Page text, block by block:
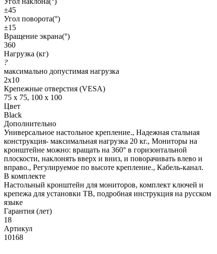
±45
Угол поворота(°)
±15
Вращение экрана(°)
360
Нагрузка (кг)
?
максимально допустимая нагрузка
2x10
Крепежные отверстия (VESA)
75 x 75, 100 x 100
Цвет
Black
Дополнительно
Универсальное настольное крепление., Надежная стальная
конструкция- максимальная нагрузка 20 кг., Мониторы на
кронштейне можно: вращать на 360° в горизонтальной
плоскости, наклонять вверх и вниз, и поворачивать влево и
вправо., Регулируемое по высоте крепление., Кабель-канал.
В комплекте
Настольный кронштейн для мониторов, комплект ключей и
крепежа для установки ТВ, подробная инструкция на русском
языке
Гарантия (лет)
18
Артикул
10168